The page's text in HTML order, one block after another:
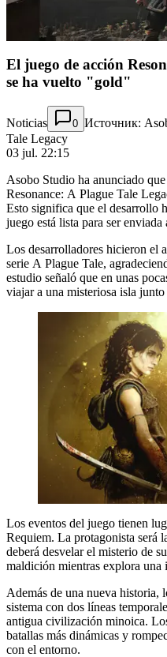
El juego de acción
se ha vuelto "gold"
Noticias 0 Источник:
Tale Legacy
03 jul. 22:15
Asobo Studio ha anunciado
Resonance: A Plague Tale
Esto significa que el desarrollo
juego está lista para ser
Los desarrolladores hicieron el
serie A Plague Tale,
estudio señaló que en unas
viajar a una misteriosa isla
Los eventos del juego tienen
Requiem. La protagonista será
deberá desvelar el misterio de
maldición mientras explora una
Además de una nueva historia,
sistema con dos líneas
antigua civilización minoica.
batallas más dinámicas y
con el entorno.